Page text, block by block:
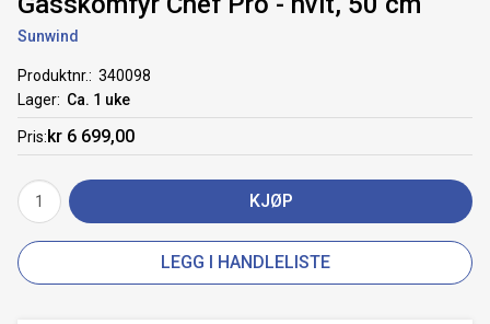
Sunwind
Produktnr.
340098
Lager
Ca. 1 uke
Pris kr 6 699,00
KJØP
LEGG I HANDLELISTE